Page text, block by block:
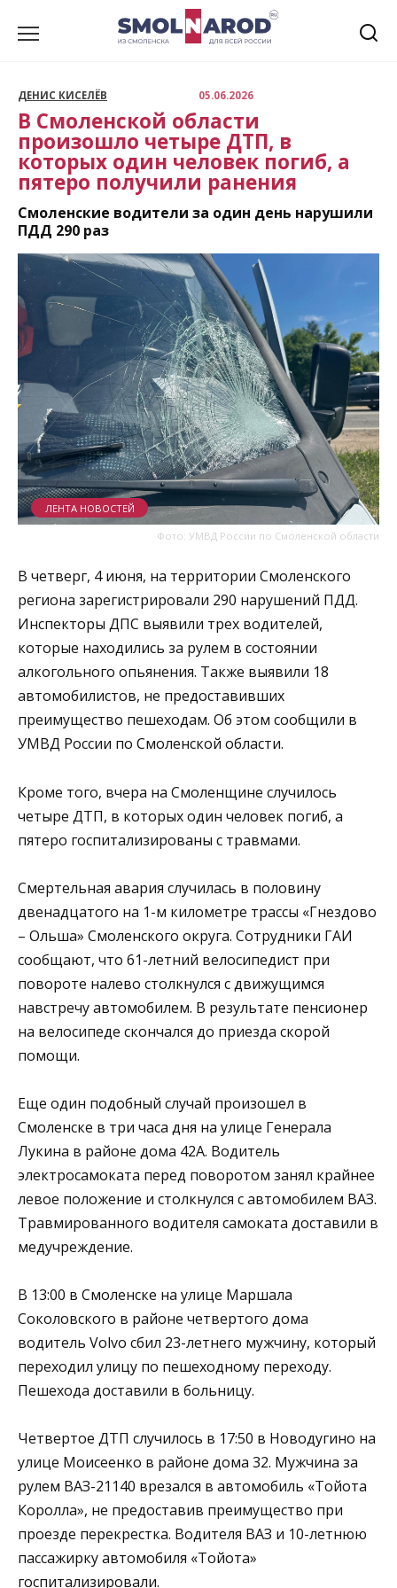
ДЕНИС КИСЕЛЁВ 05.06.2026
В Смоленской области
произошло четыре ДТП, в
которых один человек погиб, а
пятеро получили ранения
Смоленские водители за один день нарушили
ПДД 290 раз
Фото: УМВД России по Смоленской области
ЛЕНТА НОВОСТЕЙ
В четверг, 4 июня, на территории Смоленского
региона зарегистрировали 290 нарушений ПДД.
Инспекторы ДПС выявили трех водителей,
которые находились за рулем в состоянии
алкогольного опьянения. Также выявили 18
автомобилистов, не предоставивших
преимущество пешеходам. Об этом сообщили в
УМВД России по Смоленской области.
Кроме того, вчера на Смоленщине случилось
четыре ДТП, в которых один человек погиб, а
пятеро госпитализированы с травмами.
Смертельная авария случилась в половину
двенадцатого на 1-м километре трассы «Гнездово
– Ольша» Смоленского округа. Сотрудники ГАИ
сообщают, что 61-летний велосипедист при
повороте налево столкнулся с движущимся
навстречу автомобилем. В результате пенсионер
на велосипеде скончался до приезда скорой
помощи.
Еще один подобный случай произошел в
Смоленске в три часа дня на улице Генерала
Лукина в районе дома 42А. Водитель
электросамоката перед поворотом занял крайнее
левое положение и столкнулся с автомобилем ВАЗ.
Травмированного водителя самоката доставили в
медучреждение.
В 13:00 в Смоленске на улице Маршала
Соколовского в районе четвертого дома
водитель Volvo сбил 23-летнего мужчину, который
переходил улицу по пешеходному переходу.
Пешехода доставили в больницу.
Четвертое ДТП случилось в 17:50 в Новодугино на
улице Моисеенко в районе дома 32. Мужчина за
рулем ВАЗ-21140 врезался в автомобиль «Тойота
Королла», не предоставив преимущество при
проезде перекрестка. Водителя ВАЗ и 10-летнюю
пассажирку автомобиля «Тойота»
госпитализировали.